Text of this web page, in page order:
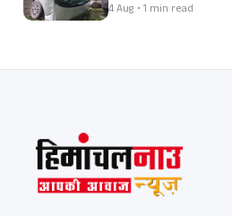
4 Aug • 1 min read